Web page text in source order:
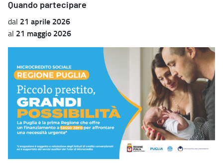
Quando partecipare
dal 21 aprile 2026
al 21 maggio 2026